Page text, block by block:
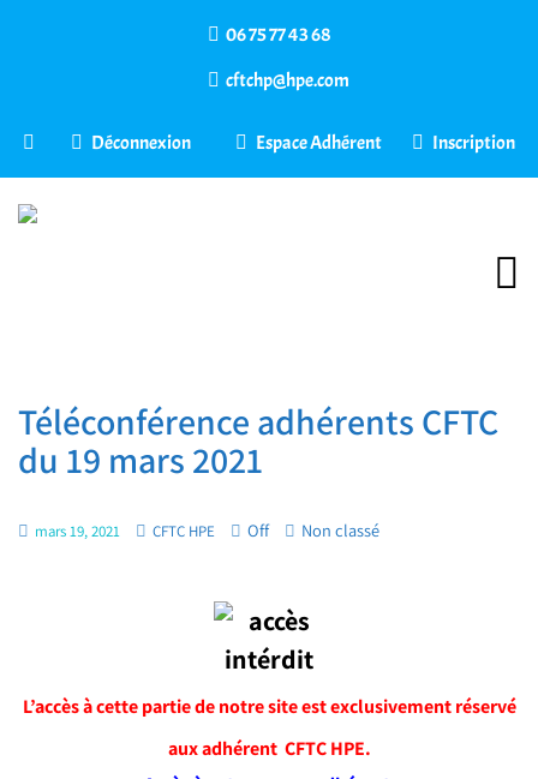
06 75 77 43 68
cftchp@hpe.com
Déconnexion Espace Adhérent Inscription
Téléconférence adhérents CFTC
du 19 mars 2021
mars 19, 2021 CFTC HPE Off Non classé
L’accès à cette partie de notre site est exclusivement réservé
aux adhérent CFTC HPE.